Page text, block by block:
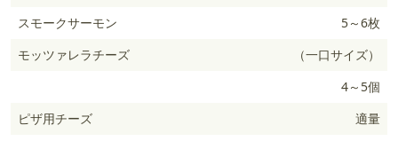
スモークサーモン
5～6枚
モッツァレラチーズ
（一口サイズ）
4～5個
ピザ用チーズ
適量